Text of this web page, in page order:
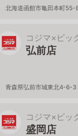
北海道函館市亀田本町55-
コジマ×ビッ
弘前店
青森県弘前市城東北4-6-3
コジマ×ビッ
盛岡店